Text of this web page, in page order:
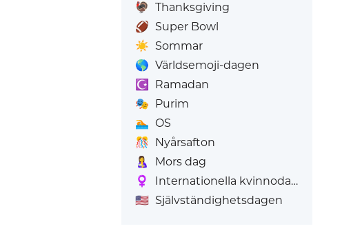
🦃 Thanksgiving
🏈 Super Bowl
☀️ Sommar
🌎 Världsemoji-dagen
☪️
Ramadan
🎭 Purim
🏊 OS
🎊
Nyårsafton
🤱
Mors dag
♀️
Internationella kvinnodagen
🇺🇸 Självständighetsdagen